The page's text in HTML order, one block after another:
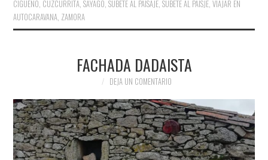
CIGÜEÑO, CUZCURRITA,SAYAGO,SÚBETE AL PAISAJE,SUBETE AL PAISJE,VIAJAR EN
AUTOCARAVANA, ZAMORA
FACHADA DADAISTA
DEJA UN COMENTARIO